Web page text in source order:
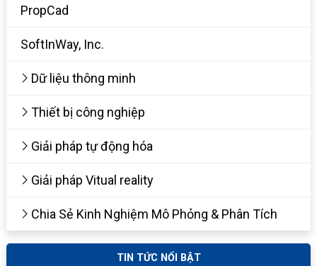
PropCad
SoftInWay, Inc.
Dữ liệu thông minh
Thiết bị công nghiệp
Giải pháp tự động hóa
Giải pháp Vitual reality
Chia Sẻ Kinh Nghiệm Mô Phỏng & Phân Tích
TIN TỨC NỔI BẬT